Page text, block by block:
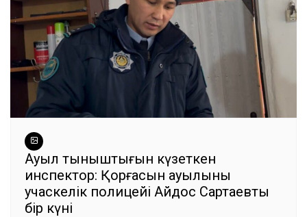
Ауыл тыныштығын күзеткен
инспектор: Қорғасын ауылының
учаскелік полицейі Айдос Сартаевтың
бір күні